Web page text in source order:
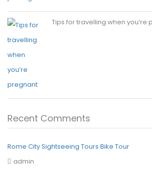
Tips for travelling when you’re
Recent Comments
Rome City Sightseeing Tours Bike Tour
admin